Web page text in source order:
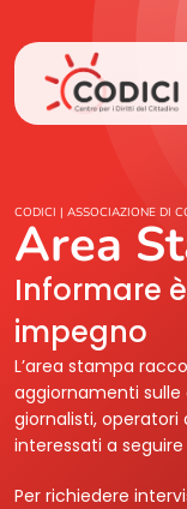
Chi
Cosa
Area
CODICI | ASSOCIAZIONE DI
Area
Informare
impegno
L’area stampa
aggiornamenti sulle
giornalisti,
interessati a
Per richiedere